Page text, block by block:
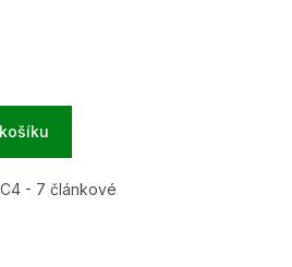
- 7 článkové